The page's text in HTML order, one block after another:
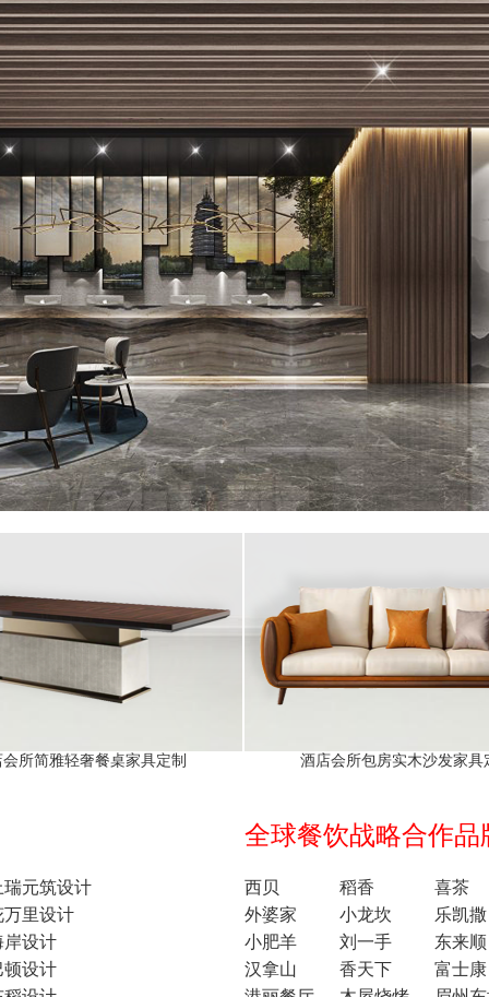
所简雅轻奢餐桌家具定制 酒店会所包房实木沙发家具
瑞元筑设计
万里设计
岸设计
顿设计
全球餐饮战略合作品
西贝 稻香
喜茶
外婆家
小龙坎
乐凯撒
小肥羊
刘一手
东来顺
汉拿山
香天下
富士康